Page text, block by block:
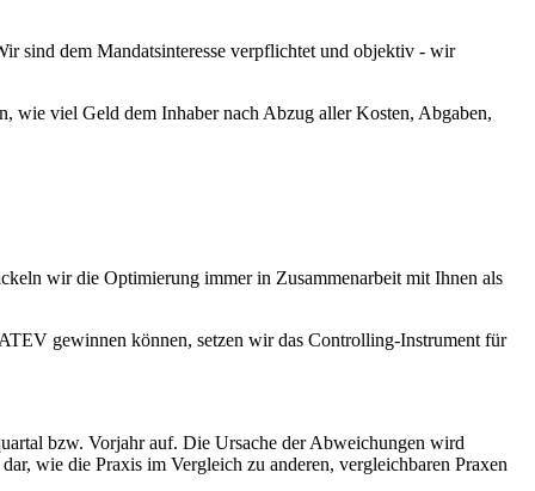
sind dem Mandatsinteresse verpflichtet und objektiv - wir
wie viel Geld dem Inhaber nach Abzug aller Kosten, Abgaben,
wir die Optimierung immer in Zusammenarbeit mit Ihnen als
gewinnen können, setzen wir das Controlling-Instrument für
bzw. Vorjahr auf. Die Ursache der Abweichungen wird
wie die Praxis im Vergleich zu anderen, vergleichbaren Praxen